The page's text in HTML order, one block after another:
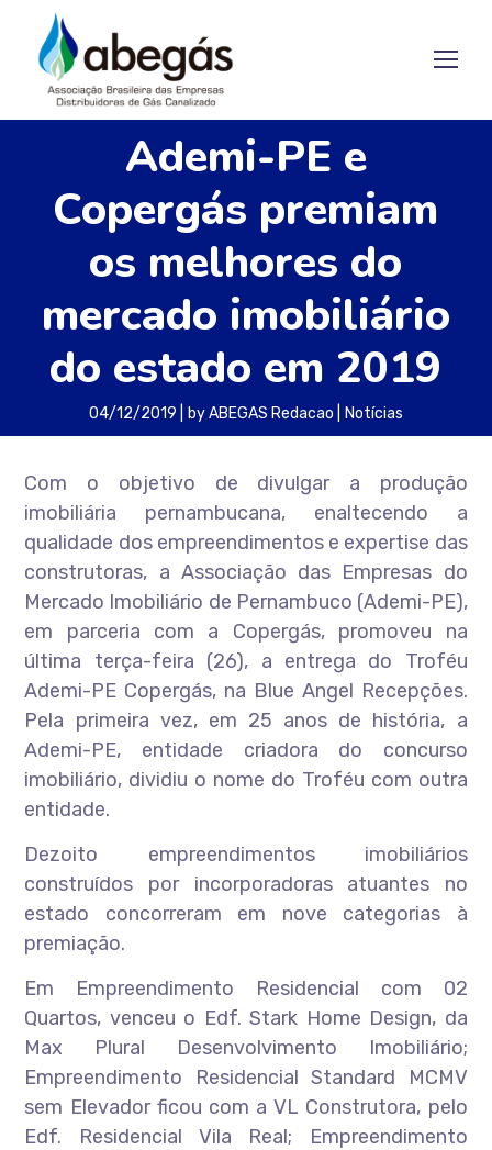
Ademi-PE e
Copergás premiam
os melhores do
mercado imobiliário
do estado em 2019
04/12/2019 byABEGAS Redacao Notícias
Com o objetivo de divulgar a produção
imobiliária pernambucana, enaltecendo a
qualidade dos empreendimentos e expertise das
construtoras, a Associação das Empresas do
Mercado Imobiliário de Pernambuco (Ademi-PE),
em parceria com a Copergás, promoveu na
última terça-feira (26), a entrega do Troféu
Ademi-PE Copergás, na Blue Angel Recepções.
Pela primeira vez, em 25 anos de história, a
Ademi-PE, entidade criadora do concurso
imobiliário, dividiu o nome do Troféu com outra
entidade.
Dezoito empreendimentos imobiliários
construídos por incorporadoras atuantes no
estado concorreram em nove categorias à
premiação.
Em Empreendimento Residencial com 02
Quartos, venceu o Edf. Stark Home Design, da
Max Plural Desenvolvimento Imobiliário;
Empreendimento Residencial Standard MCMV
sem Elevador ficou com a VL Construtora, pelo
Edf. Residencial Vila Real; Empreendimento